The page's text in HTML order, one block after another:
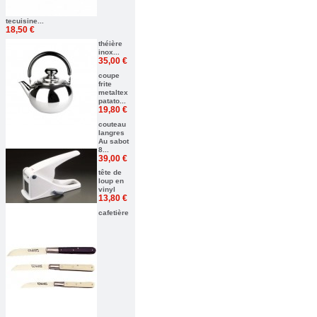
tecuisine...
18,50 €
théière
inox...
35,00 €
coupe
frite
metaltex
patato...
19,80 €
couteau
langres
Au sabot
8...
39,00 €
tête de
loup en
vinyl
13,80 €
cafetière